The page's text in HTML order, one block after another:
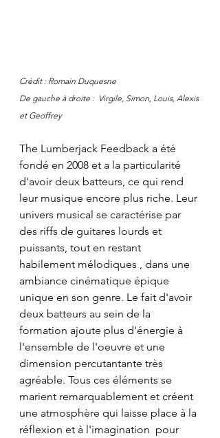
Crédit : Romain Duquesne
De gauche à droite :  Virgile, Simon, Louis, Alexis
et Geoffrey
The Lumberjack Feedback a été
fondé en 2008 et a la particularité
d'avoir deux batteurs, ce qui rend
leur musique encore plus riche. Leur
univers musical se caractérise par
des riffs de guitares lourds et
puissants, tout en restant
habilement mélodiques , dans une
ambiance cinématique épique
unique en son genre. Le fait d'avoir
deux batteurs au sein de la
formation ajoute plus d'énergie à
l'ensemble de l'oeuvre et une
dimension percutantante très
agréable. Tous ces éléments se
marient remarquablement et créent
une atmosphère qui laisse place à la
réflexion et à l'imagination  pour